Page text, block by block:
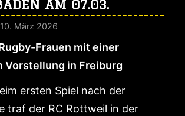
AM 07.03.
März 2026
Frauen mit einer
Vorstellung in Freiburg
ersten Spiel nach der
traf der RC Rottweil in der